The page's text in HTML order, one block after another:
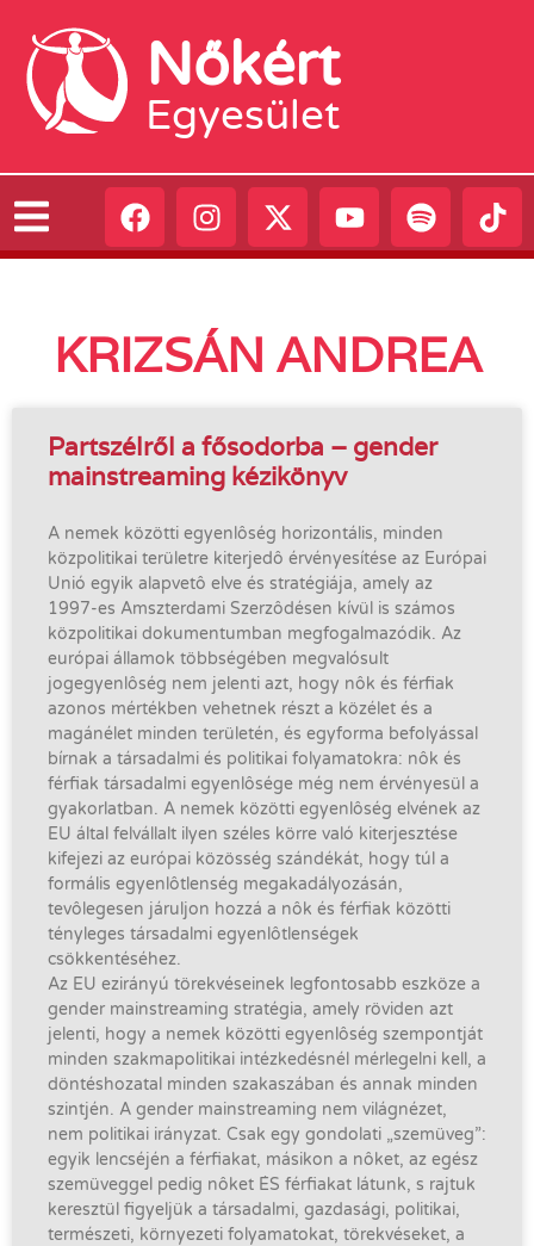
Nőkért
Egyesület
KRIZSÁN ANDREA
Partszélről a fősodorba – gender
mainstreaming kézikönyv
A nemek közötti egyenlôség horizontális, minden
közpolitikai területre kiterjedô érvényesítése az Európai
Unió egyik alapvetô elve és stratégiája, amely az
1997-es Amszterdami Szerzôdésen kívül is számos
közpolitikai dokumentumban megfogalmazódik. Az
európai államok többségében megvalósult
jogegyenlôség nem jelenti azt, hogy nôk és férfiak
azonos mértékben vehetnek részt a közélet és a
magánélet minden területén, és egyforma befolyással
bírnak a társadalmi és politikai folyamatokra: nôk és
férfiak társadalmi egyenlôsége még nem érvényesül a
gyakorlatban. A nemek közötti egyenlôség elvének az
EU által felvállalt ilyen széles körre való kiterjesztése
kifejezi az európai közösség szándékát, hogy túl a
formális egyenlôtlenség megakadályozásán,
tevôlegesen járuljon hozzá a nôk és férfiak közötti
tényleges társadalmi egyenlôtlenségek
csökkentéséhez.
Az EU ezirányú törekvéseinek legfontosabb eszköze a
gender mainstreaming stratégia, amely röviden azt
jelenti, hogy a nemek közötti egyenlôség szempontját
minden szakmapolitikai intézkedésnél mérlegelni kell, a
döntéshozatal minden szakaszában és annak minden
szintjén. A gender mainstreaming nem világnézet,
nem politikai irányzat. Csak egy gondolati „szemüveg”:
egyik lencséjén a férfiakat, másikon a nôket, az egész
szemüveggel pedig nôket ÉS férfiakat látunk, s rajtuk
keresztül figyeljük a társadalmi, gazdasági, politikai,
természeti, környezeti folyamatokat, törekvéseket, a